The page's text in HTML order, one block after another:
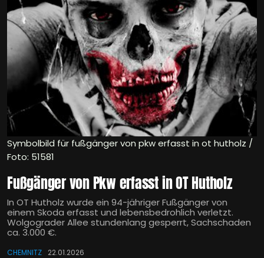
Symbolbild für fußgänger von pkw erfasst in ot hutholz /
Foto: 51581
Fußgänger von Pkw erfasst in OT Hutholz
In OT Hutholz wurde ein 94-jähriger Fußgänger von
einem Skoda erfasst und lebensbedrohlich verletzt.
Wolgograder Allee stundenlang gesperrt, Sachschaden
ca. 3.000 €.
CHEMNITZ 22.01.2026